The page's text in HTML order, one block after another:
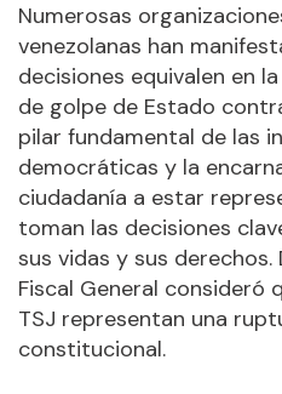
Numerosas
venezolanas han
decisiones equivalen en
de golpe de Estado
pilar fundamental de las
democráticas y la
ciudadanía a estar
toman las decisiones
sus vidas y sus derechos.
Fiscal General consideró
TSJ representan una
constitucional.